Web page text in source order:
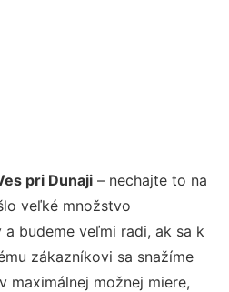
pri Dunaji – nechajte to na
veľké množstvo
budeme veľmi radi, ak sa k
zákazníkovi sa snažíme
maximálnej možnej miere,